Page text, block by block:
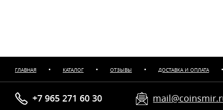
ГЛАВНАЯ • КАТАЛОГ • ОТЗЫВЫ • ДОСТАВКА И ОПЛАТА •
+7 965 271 60 30